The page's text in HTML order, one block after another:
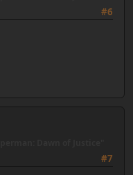
#6
#7